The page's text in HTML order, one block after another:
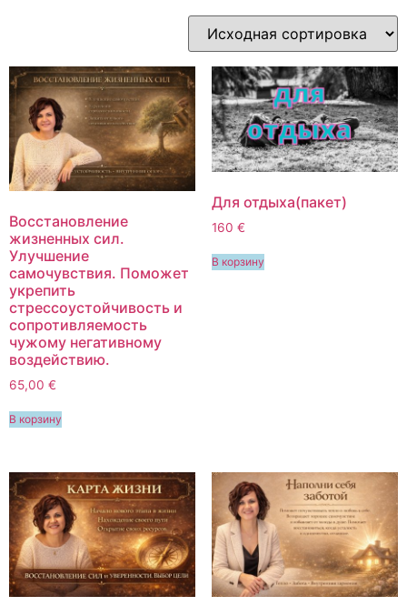
Восстановление
жизненных сил.
Улучшение
самочувствия. Поможет
укрепить
стрессоустойчивость и
сопротивляемость
чужому негативному
воздействию.
65,00 €
В корзину
Для отдыха(пакет)
160 €
В корзину